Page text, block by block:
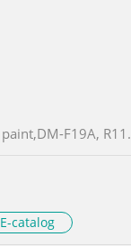
F19A, R11.
catalog